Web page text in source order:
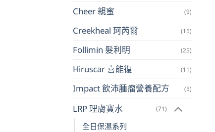
Cheer 親蜜 (9)
Creekheal 珂芮爾 (15)
Follimin 髮利明 (25)
Hiruscar 喜能復 (11)
Impact 飲沛腫瘤營養配方 (5)
LRP 理膚寶水 (71)
全日保濕系列